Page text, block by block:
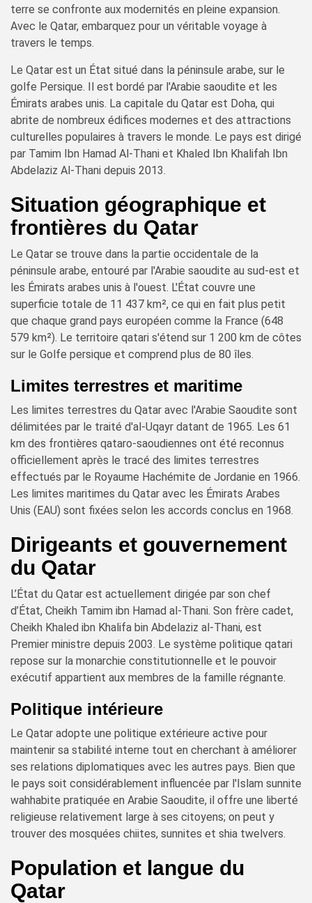
terre se confronte aux modernités en pleine expansion.
Avec le Qatar, embarquez pour un véritable voyage à
travers le temps.
Le Qatar est un État situé dans la péninsule arabe, sur le
golfe Persique. Il est bordé par l'Arabie saoudite et les
Émirats arabes unis. La capitale du Qatar est Doha, qui
abrite de nombreux édifices modernes et des attractions
culturelles populaires à travers le monde. Le pays est dirigé
par Tamim Ibn Hamad Al-Thani et Khaled Ibn Khalifah Ibn
Abdelaziz Al-Thani depuis 2013.
Situation géographique et
frontières du Qatar
Le Qatar se trouve dans la partie occidentale de la
péninsule arabe, entouré par l'Arabie saoudite au sud-est et
les Émirats arabes unis à l'ouest. L'État couvre une
superficie totale de 11 437 km², ce qui en fait plus petit
que chaque grand pays européen comme la France (648
579 km²). Le territoire qatari s'étend sur 1 200 km de côtes
sur le Golfe persique et comprend plus de 80 îles.
Limites terrestres et maritime
Les limites terrestres du Qatar avec l'Arabie Saoudite sont
délimitées par le traité d'al-Uqayr datant de 1965. Les 61
km des frontières qataro-saoudiennes ont été reconnus
officiellement après le tracé des limites terrestres
effectués par le Royaume Hachémite de Jordanie en 1966.
Les limites maritimes du Qatar avec les Émirats Arabes
Unis (EAU) sont fixées selon les accords conclus en 1968.
Dirigeants et gouvernement
du Qatar
L’État du Qatar est actuellement dirigée par son chef
d’État, Cheikh Tamim ibn Hamad al-Thani. Son frère cadet,
Cheikh Khaled ibn Khalifa bin Abdelaziz al-Thani, est
Premier ministre depuis 2003. Le système politique qatari
repose sur la monarchie constitutionnelle et le pouvoir
exécutif appartient aux membres de la famille régnante.
Politique intérieure
Le Qatar adopte une politique extérieure active pour
maintenir sa stabilité interne tout en cherchant à améliorer
ses relations diplomatiques avec les autres pays. Bien que
le pays soit considérablement influencée par l'Islam sunnite
wahhabite pratiquée en Arabie Saoudite, il offre une liberté
religieuse relativement large à ses citoyens; on peut y
trouver des mosquées chiites, sunnites et shia twelvers.
Population et langue du
Qatar